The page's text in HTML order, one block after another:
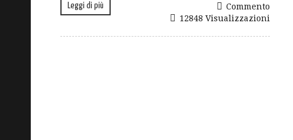
Leggi di più
Commento
12848 Visualizzazioni